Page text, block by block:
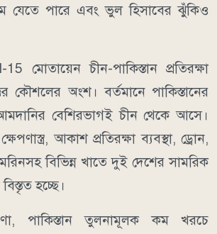
যেতে পারে এবং ভুল হিসাবের ঝুঁকিও
মোতায়েন চীন-পাকিস্তান প্রতিরক্ষা
কৌশলের অংশ। বর্তমানে পাকিস্তানের
বেশিরভাগই চীন থেকে আসে।
আকাশ প্রতিরক্ষা ব্যবস্থা, ড্রোন,
বিভিন্ন খাতে দুই দেশের সামরিক
হচ্ছে।
পাকিস্তান তুলনামূলক কম খরচে